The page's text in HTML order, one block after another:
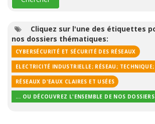
Cliquez sur l'une des étiquettes
nos dossiers thématiques:
CYBERSÉCURITÉ ET SÉCURITÉ DES RÉSEAUX
ELECTRICITÉ INDUSTRIELLE; RÉSEAU;
RÉSEAUX D'EAUX CLAIRES ET USÉES
... OU DÉCOUVREZ L'ENSEMBLE DE NOS